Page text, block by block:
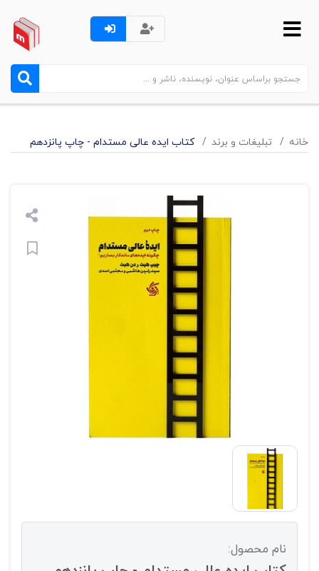
خانه تبليغات و برند کتاب ایده عالی مستدام - چاپ پانزدهم
نام محصول: